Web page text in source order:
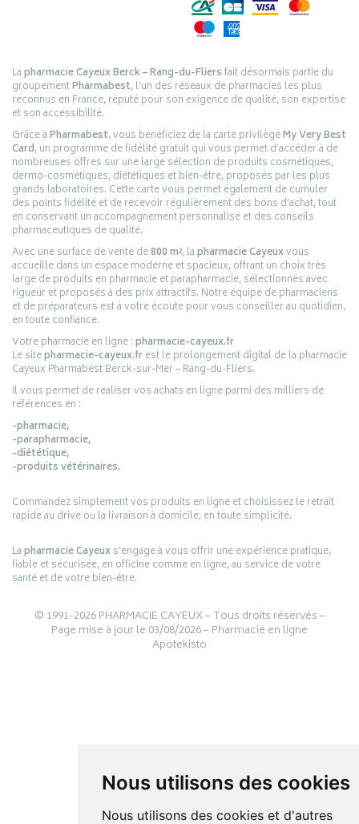
Nous utilisons des cookies
Nous utilisons des cookies et d'autres
Lapharmacie Cayeux Berck – Rang-du-Fliersfait désormais partie du
groupementPharmabest, l’un des réseaux de pharmacies les plus
reconnus en France, réputé pour son exigence de qualité, son expertise
et son accessibilité.
Grâce àPharmabest, vous bénéficiez de la carte privilègeMy Very Best
Card, un programme de fidélité gratuit qui vous permet d’accéder à de
nombreuses offres sur une large sélection de produits cosmétiques,
dermo-cosmétiques, diététiques et bien-être, proposés par les plus
grands laboratoires. Cette carte vous permet également de cumuler
des points fidélité et de recevoir régulièrement des bons d’achat, tout
en conservant un accompagnement personnalisé et des conseils
pharmaceutiques de qualité.
Avec une surface de vente de800 m², lapharmacie Cayeuxvous
accueille dans un espace moderne et spacieux, offrant un choix très
large de produits en pharmacie et parapharmacie, sélectionnés avec
rigueur et proposés à des prix attractifs. Notre équipe de pharmaciens
et de préparateurs est à votre écoute pour vous conseiller au quotidien,
en toute confiance.
Votre pharmacie en ligne :pharmacie-cayeux.fr
Le sitepharmacie-cayeux.frest le prolongement digital de la pharmacie
Cayeux Pharmabest Berck-sur-Mer – Rang-du-Fliers.
Il vous permet de réaliser vos achats en ligne parmi des milliers de
références en :
-pharmacie,
-parapharmacie,
-diététique,
-produits vétérinaires.
Commandez simplement vos produits en ligne et choisissez le retrait
rapide au drive ou la livraison à domicile, en toute simplicité.
Lapharmacie Cayeuxs’engage à vous offrir une expérience pratique,
fiable et sécurisée, en officine comme en ligne, au service de votre
santé et de votre bien-être.
© 1991-2026PHARMACIE CAYEUX– Tous droits réservés –
Page mise à jour le 03/08/2026 –Pharmacie en ligne
Apotekisto